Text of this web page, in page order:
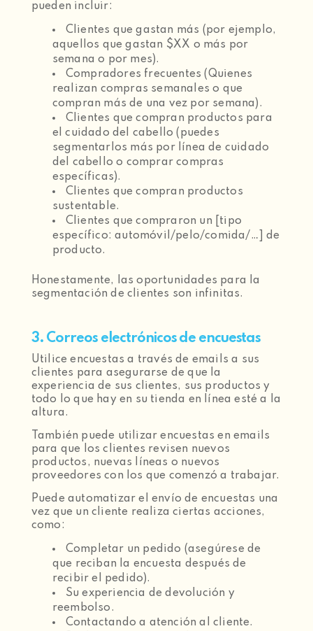
pueden incluir:
Clientes que gastan más (por ejemplo,
aquellos que gastan $XX o más por
semana o por mes).
Compradores frecuentes (Quienes
realizan compras semanales o que
compran más de una vez por semana).
Clientes que compran productos para
el cuidado del cabello (puedes
segmentarlos más por línea de cuidado
del cabello o comprar compras
específicas).
Clientes que compran productos
sustentable.
Clientes que compraron un [tipo
específico: automóvil/pelo/comida/…] de
producto.
Honestamente, las oportunidades para la
segmentación de clientes son infinitas.
3. Correos electrónicos de encuestas
Utilice encuestas a través de emails a sus
clientes para asegurarse de que la
experiencia de sus clientes, sus productos y
todo lo que hay en su tienda en línea esté a la
altura.
También puede utilizar encuestas en emails
para que los clientes revisen nuevos
productos, nuevas líneas o nuevos
proveedores con los que comenzó a trabajar.
Puede automatizar el envío de encuestas una
vez que un cliente realiza ciertas acciones,
como:
Completar un pedido (asegúrese de
que reciban la encuesta después de
recibir el pedido).
Su experiencia de devolución y
reembolso.
Contactando a atención al cliente.